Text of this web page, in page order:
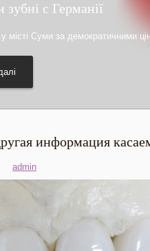
зубні с Германії
у місті Суми за демократичними
информация
admin